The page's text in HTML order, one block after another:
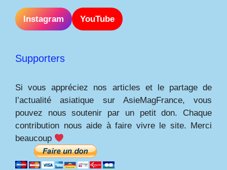
Instagram YouTube
Supporters
Si vous appréciez nos articles et le partage de
l’actualité asiatique sur AsieMagFrance, vous
pouvez nous soutenir par un petit don. Chaque
contribution nous aide à faire vivre le site. Merci
beaucoup